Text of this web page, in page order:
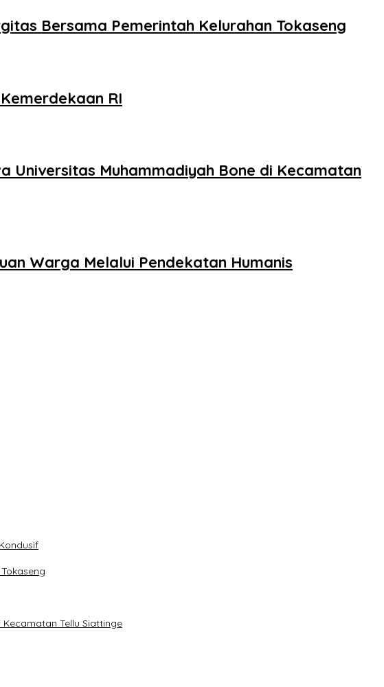
Bersama Pemerintah Kelurahan Tokaseng
RI
Universitas Muhammadiyah Bone di Kecamatan
Warga Melalui Pendekatan Humanis
Tellu Siattinge